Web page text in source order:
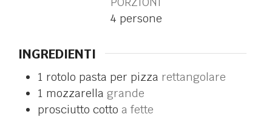
4 persone
INGREDIENTI
1 rotolo pasta per pizza rettangolare
1 mozzarella grande
prosciutto cotto a fette